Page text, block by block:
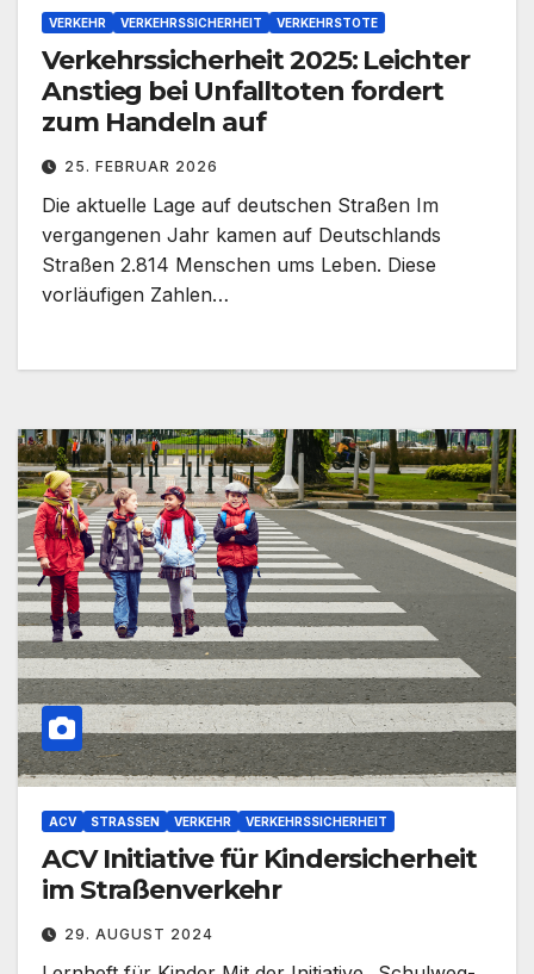
VERKEHR VERKEHRSSICHERHEIT VERKEHRSTOTE
Verkehrssicherheit 2025: Leichter
Anstieg bei Unfalltoten fordert
zum Handeln auf
25. FEBRUAR 2026
Die aktuelle Lage auf deutschen Straßen Im
vergangenen Jahr kamen auf Deutschlands
Straßen 2.814 Menschen ums Leben. Diese
vorläufigen Zahlen…
ACV STRASSEN VERKEHR VERKEHRSSICHERHEIT
ACV Initiative für Kindersicherheit
im Straßenverkehr
29. AUGUST 2024